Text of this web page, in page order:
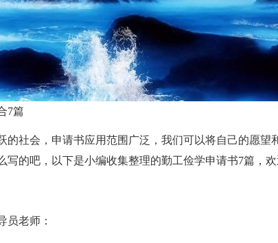
7篇
的社会，申请书应用范围广泛，我们可以将自己的愿望
写的吧，以下是小编收集整理的勤工俭学申请书7篇，欢
员老师：